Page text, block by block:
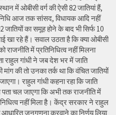
में ओबीसी वर्ग की ऐसी 82 जातियां हैं,
आज तक सांसद, विधायक आदि नहीं
का समूह होने के बाद भी सिर्फ 10
खा रहे हैं। सवाल उठता है कि क्या ओबीसी
राजनीति में प्रतिनिधित्व नहीं मिलना
राहुल गांधी ने जब देश भर में जाति
की तो उनका तर्क था कि वंचित जातियों
राहुल गांधी कहना रहा कि जाति
चल जाएगा कि अभी तक राजनीति में
नहीं मिला है। केंद्र सरकार ने राहुल
आधारित जनगणना करवाने का निर्णय लिया